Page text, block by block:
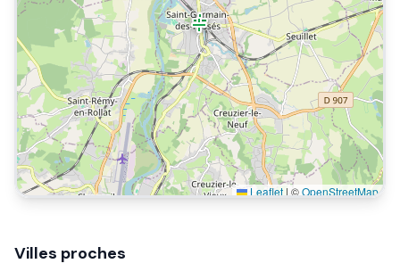
Leaflet | ©OpenStreetMap
Villes proches